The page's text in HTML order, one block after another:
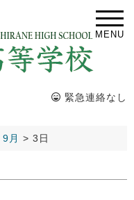
MENU
緊急連絡なし
9月 > 3日